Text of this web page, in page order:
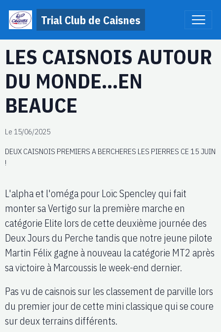
Trial Club de Caisnes
LES CAISNOIS AUTOUR
DU MONDE...EN
BEAUCE
Le 15/06/2025
DEUX CAISNOIS PREMIERS A BERCHERES LES PIERRES CE 15 JUIN
!
L'alpha et l'oméga pour Loïc Spencley qui fait
monter sa Vertigo sur la première marche en
catégorie Elite lors de cette deuxième journée des
Deux Jours du Perche tandis que notre jeune pilote
Martin Félix gagne à nouveau la catégorie MT2 après
sa victoire à Marcoussis le week-end dernier.
Pas vu de caisnois sur les classement de parville lors
du premier jour de cette mini classique qui se coure
sur deux terrains différents.